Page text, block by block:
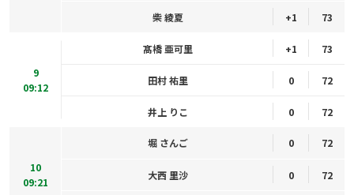
柴 綾夏 +1 73
9
09:12
髙橋 亜可里 +1 73
田村 祐里 0 72
井上 りこ 0 72
10
09:21
堀 さんご 0 72
大西 里沙 0 72